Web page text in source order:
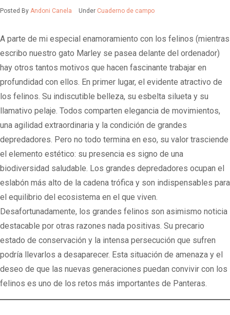
Posted By Andoni Canela Under Cuaderno de campo
A parte de mi especial enamoramiento con los felinos (mientras
escribo nuestro gato Marley se pasea delante del ordenador)
hay otros tantos motivos que hacen fascinante trabajar en
profundidad con ellos. En primer lugar, el evidente atractivo de
los felinos. Su indiscutible belleza, su esbelta silueta y su
llamativo pelaje. Todos comparten elegancia de movimientos,
una agilidad extraordinaria y la condición de grandes
depredadores. Pero no todo termina en eso, su valor trasciende
el elemento estético: su presencia es signo de una
biodiversidad saludable. Los grandes depredadores ocupan el
eslabón más alto de la cadena trófica y son indispensables para
el equilibrio del ecosistema en el que viven.
Desafortunadamente, los grandes felinos son asimismo noticia
destacable por otras razones nada positivas. Su precario
estado de conservación y la intensa persecución que sufren
podría llevarlos a desaparecer. Esta situación de amenaza y el
deseo de que las nuevas generaciones puedan convivir con los
felinos es uno de los retos más importantes de Panteras.